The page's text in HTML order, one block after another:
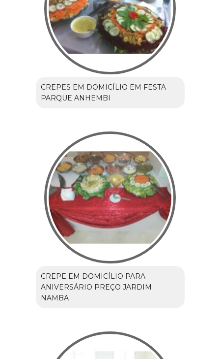
CREPES EM DOMICÍLIO EM FESTA
PARQUE ANHEMBI
CREPE EM DOMICÍLIO PARA
ANIVERSÁRIO PREÇO JARDIM
NAMBA